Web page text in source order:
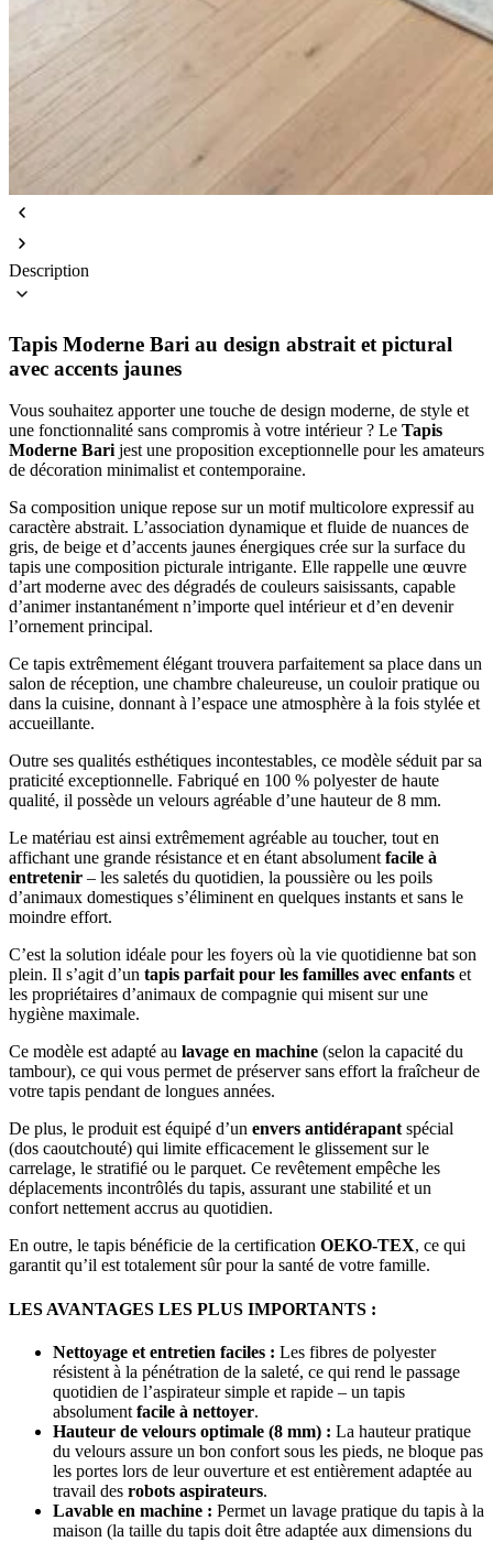
Description
Tapis Moderne Bari au design abstrait et pictural
avec accents jaunes
Vous souhaitez apporter une touche de design moderne, de style et
une fonctionnalité sans compromis à votre intérieur ? Le Tapis
Moderne Barijest une proposition exceptionnelle pour les amateurs
de décoration minimalist et contemporaine.
Sa composition unique repose sur un motif multicolore expressif au
caractère abstrait. L’association dynamique et fluide de nuances de
gris, de beige et d’accents jaunes énergiques crée sur la surface du
tapis une composition picturale intrigante. Elle rappelle une œuvre
d’art moderne avec des dégradés de couleurs saisissants, capable
d’animer instantanément n’importe quel intérieur et d’en devenir
l’ornement principal.
Ce tapis extrêmement élégant trouvera parfaitement sa place dans un
salon de réception, une chambre chaleureuse, un couloir pratique ou
dans la cuisine, donnant à l’espace une atmosphère à la fois stylée et
accueillante.
Outre ses qualités esthétiques incontestables, ce modèle séduit par sa
praticité exceptionnelle. Fabriqué en 100 % polyester de haute
qualité, il possède un velours agréable d’une hauteur de 8 mm.
Le matériau est ainsi extrêmement agréable au toucher, tout en
affichant une grande résistance et en étant absolumentfacile à
entretenir – les saletés du quotidien, la poussière ou les poils
d’animaux domestiques s’éliminent en quelques instants et sans le
moindre effort.
C’est la solution idéale pour les foyers où la vie quotidienne bat son
plein. Il s’agit d’un tapis parfait pour les familles avec enfants et
les propriétaires d’animaux de compagnie qui misent sur une
hygiène maximale.
Ce modèle est adapté au lavage en machine (selon la capacité du
tambour), ce qui vous permet de préserver sans effort la fraîcheur de
votre tapis pendant de longues années.
De plus, le produit est équipé d’un envers antidérapantspécial
(dos caoutchouté) qui limite efficacement le glissement sur le
carrelage, le stratifié ou le parquet. Ce revêtement empêche les
déplacements incontrôlés du tapis, assurant une stabilité et un
confort nettement accrus au quotidien.
En outre, le tapis bénéficie de la certification OEKO-TEX, ce qui
garantit qu’il est totalement sûr pour la santé de votre famille.
LES AVANTAGES LES PLUS IMPORTANTS :
Nettoyage et entretien faciles : Les fibres de polyester
résistent à la pénétration de la saleté, ce qui rend le passage
quotidien de l’aspirateur simple et rapide – un tapis
absolument facile à nettoyer.
Hauteur de velours optimale (8 mm) : La hauteur pratique
du velours assure un bon confort sous les pieds, ne bloque pas
les portes lors de leur ouverture et est entièrement adaptée au
travail des robots aspirateurs.
Lavable en machine : Permet un lavage pratique du tapis à la
maison (la taille du tapis doit être adaptée aux dimensions du